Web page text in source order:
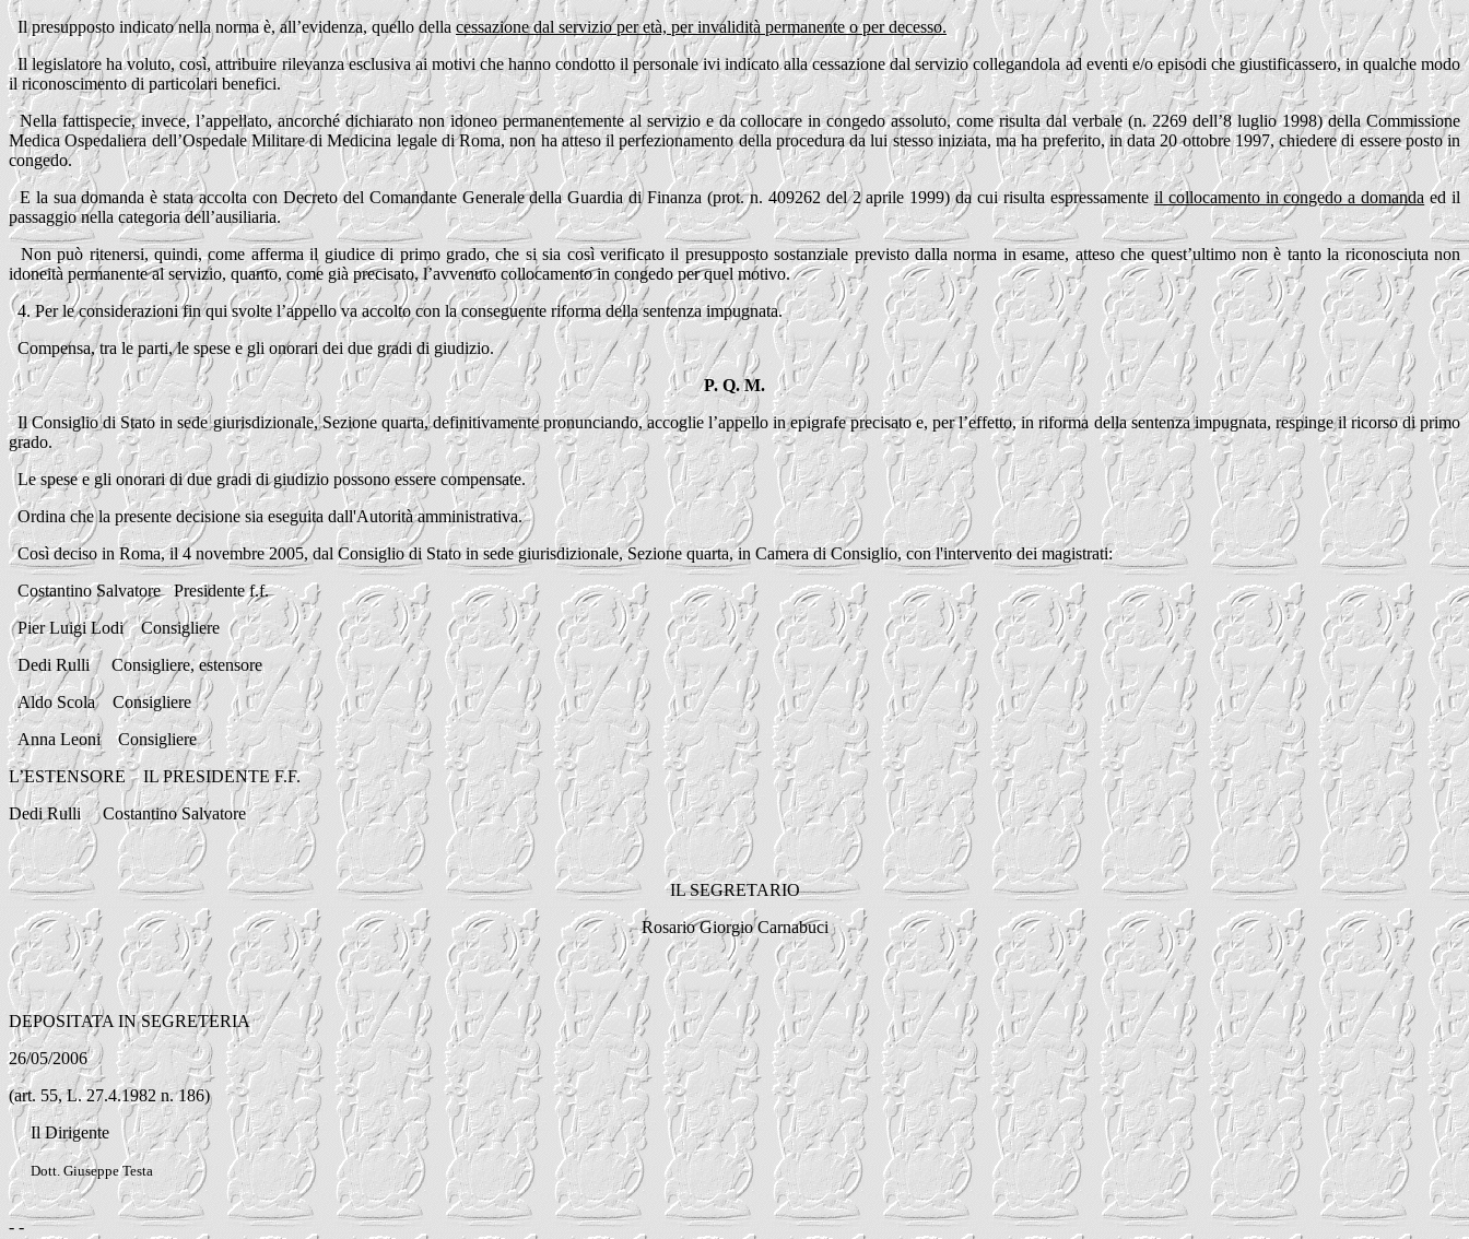
Il presupposto indicato nella norma è, all’evidenza, quello della cessazione dal servizio per età, per invalidità permanente o per decesso.
Il legislatore ha voluto, così, attribuire rilevanza esclusiva ai motivi che hanno condotto il personale ivi indicato alla cessazione dal servizio collegandola ad eventi e/o episodi che giustificassero, in qualche modo
il riconoscimento di particolari benefici.
Nella fattispecie, invece, l’appellato, ancorché dichiarato non idoneo permanentemente al servizio e da collocare in congedo assoluto, come risulta dal verbale (n. 2269 dell’8 luglio 1998) della Commissione
Medica Ospedaliera dell’Ospedale Militare di Medicina legale di Roma, non ha atteso il perfezionamento della procedura da lui stesso iniziata, ma ha preferito, in data 20 ottobre 1997, chiedere di essere posto in
congedo.
E la sua domanda è stata accolta con Decreto del Comandante Generale della Guardia di Finanza (prot. n. 409262 del 2 aprile 1999) da cui risulta espressamente il collocamento in congedo a domanda ed il
passaggio nella categoria dell’ausiliaria.
Non può ritenersi, quindi, come afferma il giudice di primo grado, che si sia così verificato il presupposto sostanziale previsto dalla norma in esame, atteso che quest’ultimo non è tanto la riconosciuta non
idoneità permanente al servizio, quanto, come già precisato, l’avvenuto collocamento in congedo per quel motivo.
4. Per le considerazioni fin qui svolte l’appello va accolto con la conseguente riforma della sentenza impugnata.
Compensa, tra le parti, le spese e gli onorari dei due gradi di giudizio.
P. Q. M.
Il Consiglio di Stato in sede giurisdizionale, Sezione quarta, definitivamente pronunciando, accoglie l’appello in epigrafe precisato e, per l’effetto, in riforma della sentenza impugnata, respinge il ricorso di primo
grado.
Le spese e gli onorari di due gradi di giudizio possono essere compensate.
Ordina che la presente decisione sia eseguita dall'Autorità amministrativa.
Così deciso in Roma, il 4 novembre 2005, dal Consiglio di Stato in sede giurisdizionale, Sezione quarta, in Camera di Consiglio, con l'intervento dei magistrati:
Costantino Salvatore Presidente f.f.
Pier Luigi Lodi Consigliere
Dedi Rulli Consigliere, estensore
Aldo Scola Consigliere
Anna Leoni Consigliere
L’ESTENSORE IL PRESIDENTE F.F.
Dedi Rulli Costantino Salvatore
IL SEGRETARIO
Rosario Giorgio Carnabuci
DEPOSITATA IN SEGRETERIA
26/05/2006
(art. 55, L. 27.4.1982 n. 186)
Il Dirigente
Dott. Giuseppe Testa
- -